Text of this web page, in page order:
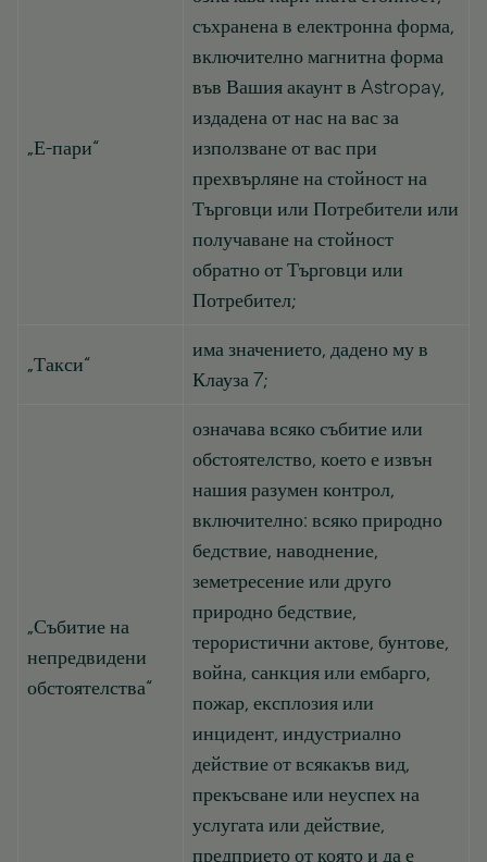
„Е-пари“
съхранена в електронна форма,
включително магнитна форма
във Вашия акаунт в Astropay,
издадена от нас на вас за
използване от вас при
прехвърляне на стойност на
Търговци или Потребители или
получаване на стойност
обратно от Търговци или
Потребител;
„Такси“
има значението, дадено му в
Клауза 7;
„Събитие на
непредвидени
обстоятелства“
означава всяко събитие или
обстоятелство, което е извън
нашия разумен контрол,
включително: всяко природно
бедствие, наводнение,
земетресение или друго
природно бедствие,
терористични актове, бунтове,
война, санкция или ембарго,
пожар, експлозия или
инцидент, индустриално
действие от всякакъв вид,
прекъсване или неуспех на
услугата или действие,
предприето от която и да е